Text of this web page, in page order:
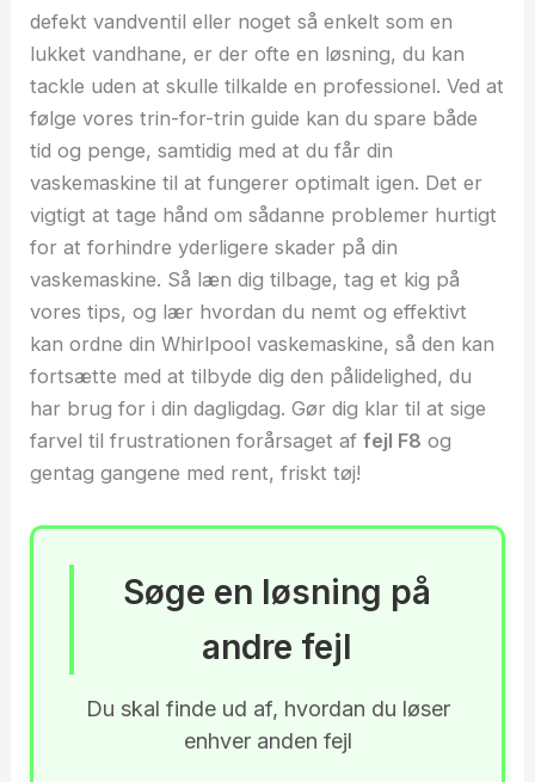
defekt vandventil eller noget så enkelt som en
lukket vandhane, er der ofte en løsning, du kan
tackle uden at skulle tilkalde en professionel. Ved at
følge vores trin-for-trin guide kan du spare både
tid og penge, samtidig med at du får din
vaskemaskine til at fungerer optimalt igen. Det er
vigtigt at tage hånd om sådanne problemer hurtigt
for at forhindre yderligere skader på din
vaskemaskine. Så læn dig tilbage, tag et kig på
vores tips, og lær hvordan du nemt og effektivt
kan ordne din Whirlpool vaskemaskine, så den kan
fortsætte med at tilbyde dig den pålidelighed, du
har brug for i din dagligdag. Gør dig klar til at sige
farvel til frustrationen forårsaget affejl F8 og
gentag gangene med rent, friskt tøj!
Søge en løsning på
andre fejl
Du skal finde ud af, hvordan du løser
enhver anden fejl